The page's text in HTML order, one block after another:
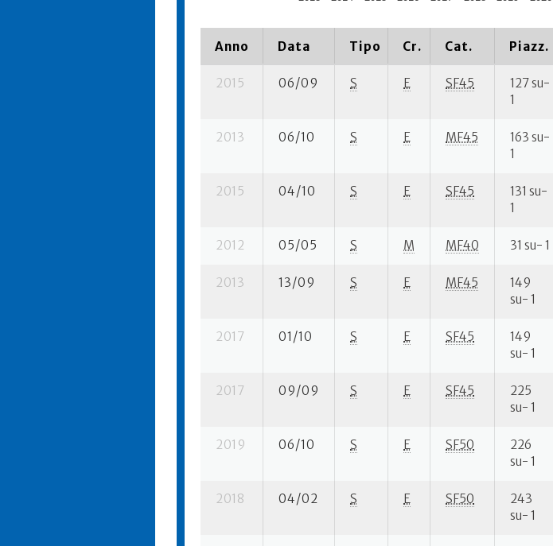
Anno Data Tipo Cr. Cat. Piazz.
2015 06/09 S E SF45
127 su-
1
2013 06/10 S E MF45
163 su-
1
2015 04/10 S E SF45
131 su-
1
2012 05/05 S M MF40 31 su- 1
2013 13/09 S E MF45
149
su- 1
2017 01/10 S E SF45
149
su- 1
2017 09/09 S E SF45
225
su- 1
2019 06/10 S E SF50
226
su- 1
2018 04/02 S E SF50
243
su- 1